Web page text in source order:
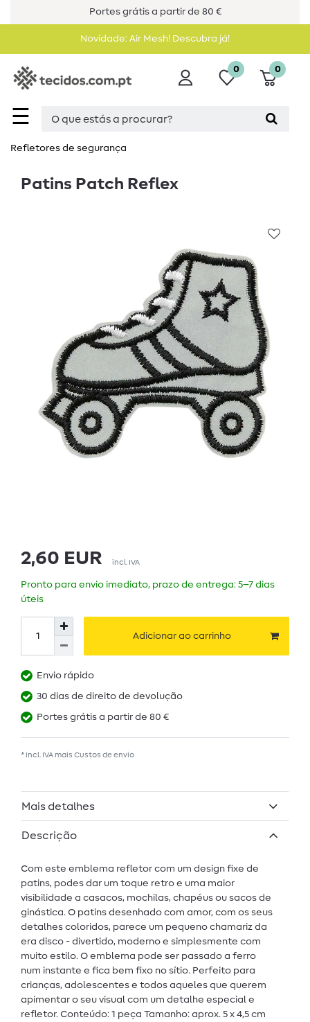
Portes grátis a partir de 80 €
Novidade: Air Mesh! Descubra já!
☰
0 0
Refletores de segurança
Patins Patch Reflex
2,60 EUR incl. IVA
Pronto para envio imediato, prazo de entrega: 5–7 dias
úteis
Adicionar ao carrinho
Envio rápido
30 dias de direito de devolução
Portes grátis a partir de 80 €
* incl. IVA mais Custos de envio
Mais detalhes
Descrição
Com este emblema refletor com um design fixe de
patins, podes dar um toque retro e uma maior
visibilidade a casacos, mochilas, chapéus ou sacos de
ginástica. O patins desenhado com amor, com os seus
detalhes coloridos, parece um pequeno chamariz da
era disco - divertido, moderno e simplesmente com
muito estilo. O emblema pode ser passado a ferro
num instante e fica bem fixo no sítio. Perfeito para
crianças, adolescentes e todos aqueles que querem
apimentar o seu visual com um detalhe especial e
refletor. Conteúdo: 1 peça Tamanho: aprox. 5 x 4,5 cm